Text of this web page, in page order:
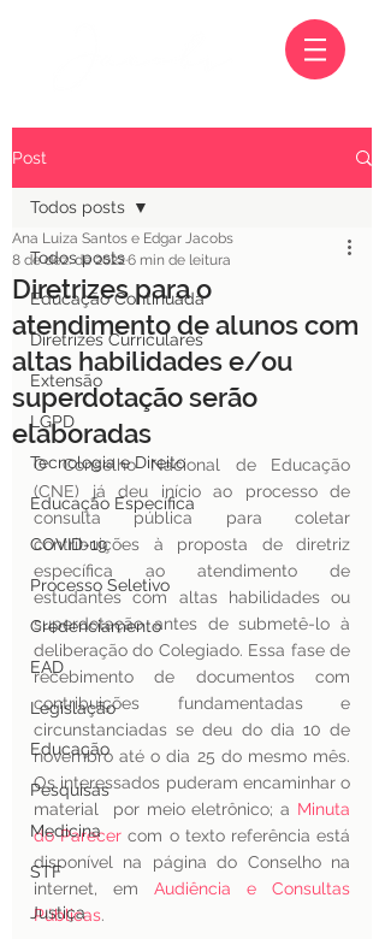
Post
Todos posts
Educação Continuada
Diretrizes Curriculares
Extensão
LGPD
Tecnologia e Direito
Educação Específica
COVID-19
Processo Seletivo
Credenciamento
EAD
Legislação
Educação
Pesquisas
Medicina
STF
Justiça
Todos posts
Diretrizes para o
atendimento de alunos com
altas habilidades e/ou
superdotação serão
elaboradas
Ana Luiza Santos e Edgar Jacobs
8 de dez. de 20226 min de leitura
O Conselho Nacional de Educação
(CNE) já deu início ao processo de
consulta pública para coletar
contribuições à proposta de diretriz
específica ao atendimento de
estudantes com altas habilidades ou
superdotação antes de submetê-lo à
deliberação do Colegiado. Essa fase de
recebimento de documentos com
contribuições fundamentadas e
circunstanciadas se deu do dia 10 de
novembro até o dia 25 do mesmo mês.
Os interessados puderam encaminhar o
material  por meio eletrônico; a Minuta
do Parecer com o texto referência está
disponível na página do Conselho na
internet, em Audiência e Consultas
Públicas.